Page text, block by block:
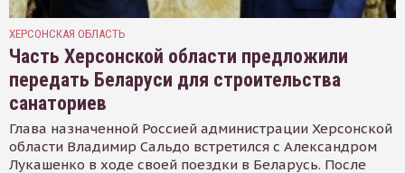
ХЕРСОНСКАЯ ОБЛАСТЬ
Часть Херсонской области предложили
передать Беларуси для строительства
санаториев
Глава назначенной Россией администрации Херсонской
области Владимир Сальдо встретился с Александром
Лукашенко в ходе своей поездки в Беларусь. После